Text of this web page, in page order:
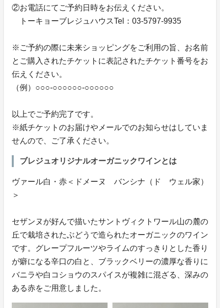
②お電話にてご予約日時をお伝えください。
トーキョーブレジュハウスTel：03-5797-9935
※ご予約の際に未来ショッピングをご利用の旨、お名前
とご購入されたチケットに表記されたチケット番号をお
伝えください。
（例）○○○-○○○○○○-○○○○○○
以上でご予約完了です。
※紙チケットのお届けやメールでのお知らせはしていま
せんので、ご了承ください。
ブレジュオリジナルオーガニックワインとは
ヴァール白・赤＜ドメーヌ バンシナ（ド ウェル家）
＞
セザンヌが好んで描いたサントヴィクトワール山の麓の
丘で栽培されたぶどうで造られたオーガニックのワイン
です。グレープフルーツやライムのすっきりとした香り
が癖になる辛口の白と、ブラックベリーの濃厚な香りに
バニラや白コショウのスパイスが複雑に混ざる、深みの
ある赤をご用意しました。